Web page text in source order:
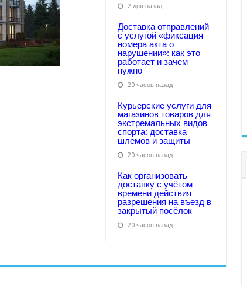
2 дня назад
Доставка отправлений
с услугой «фиксация
номера акта о
нарушении»: как это
работает и зачем
нужно
20 часов назад
Курьерские услуги для
магазинов товаров для
экстремальных видов
спорта: доставка
шлемов и защиты
20 часов назад
Как организовать
доставку с учётом
времени действия
разрешения на въезд в
закрытый посёлок
20 часов назад